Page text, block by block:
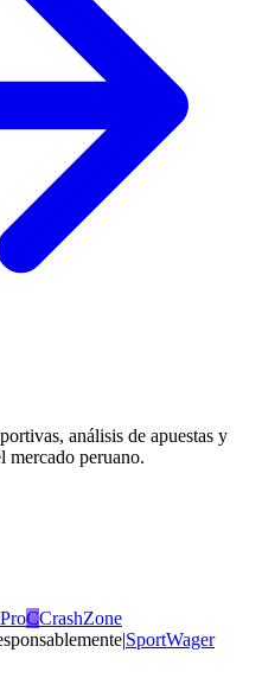
análisis de apuestas y
mercado peruano.
CCrashZone
|SportWager